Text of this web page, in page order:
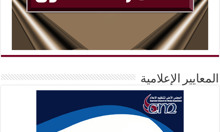
المعايير الإعلامية